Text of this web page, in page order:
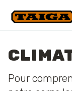
Pour